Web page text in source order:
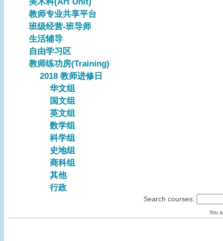
教师专业共享平台
班级经营-班导师
生活辅导
自由学习区
教师练功房(Training)
2018 教师进修日
华文组
国文组
英文组
数学组
科学组
史地组
商科组
其他
行政
Search courses:
You